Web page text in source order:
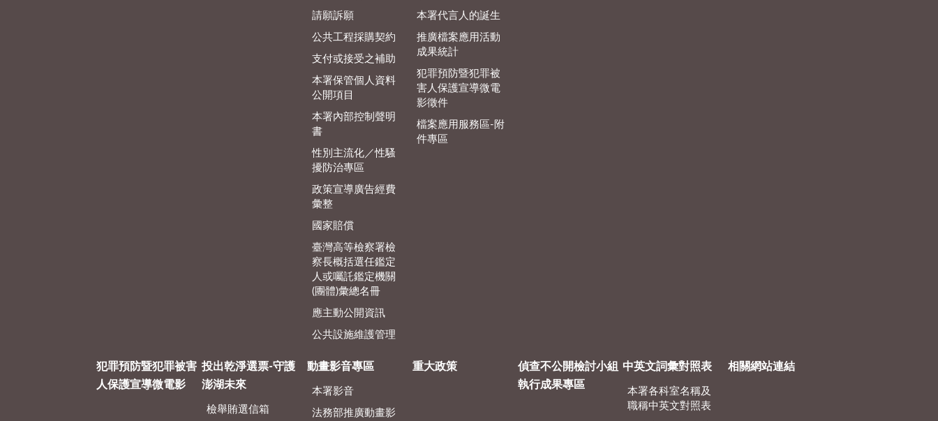
請願訴願
公共工程採購契約
支付或接受之補助
本署保管個人資料
公開項目
本署內部控制聲明
書
性別主流化／性騷
擾防治專區
政策宣導廣告經費
彙整
國家賠償
臺灣高等檢察署檢
察長概括選任鑑定
人或囑託鑑定機關
(團體)彙總名冊
應主動公開資訊
公共設施維護管理
本署代言人的誕生
推廣檔案應用活動
成果統計
犯罪預防暨犯罪被
害人保護宣導微電
影徵件
檔案應用服務區-附
件專區
犯罪預防暨犯罪被害
人保護宣導微電影
投出乾淨選票-守護
澎湖未來
檢舉賄選信箱
動畫影音專區
本署影音
法務部推廣動畫影
重大政策
偵查不公開檢討小組
執行成果專區
中英文詞彙對照表
本署各科室名稱及
職稱中英文對照表
相關網站連結